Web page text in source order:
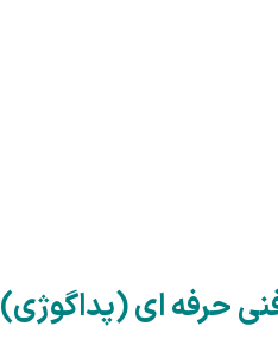
حرفه ای (پداگوژی)